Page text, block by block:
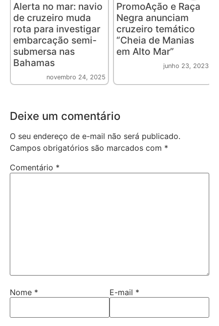
Alerta no mar: navio
de cruzeiro muda
rota para investigar
embarcação semi-
submersa nas
Bahamas
novembro 24, 2025
PromoAção e Raça
Negra anunciam
cruzeiro temático
“Cheia de Manias
em Alto Mar”
junho 23, 2023
Deixe um comentário
O seu endereço de e-mail não será publicado.
Campos obrigatórios são marcados com *
Comentário *
Nome * E-mail *